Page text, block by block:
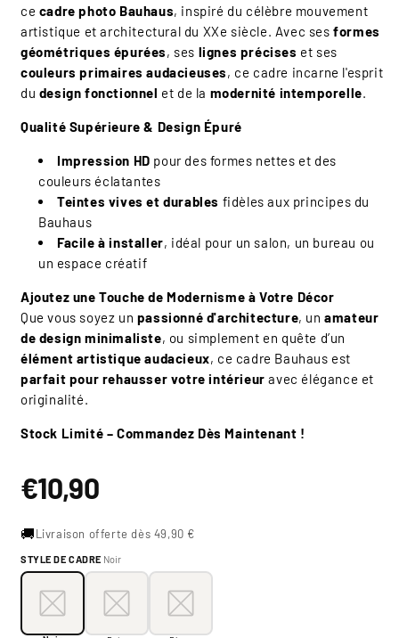
ce cadre photo Bauhaus, inspiré du célèbre mouvement
artistique et architectural du XXe siècle. Avec sesformes
géométriques épurées, ses lignes précises et ses
couleurs primaires audacieuses, ce cadre incarne l'esprit
du design fonctionnel et de la modernité intemporelle.
Qualité Supérieure & Design Épuré
Impression HD pour des formes nettes et des
couleurs éclatantes
Teintes vives et durables fidèles aux principes du
Bauhaus
Facile à installer, idéal pour un salon, un bureau ou
un espace créatif
Ajoutez une Touche de Modernisme à Votre Décor
Que vous soyez un passionné d'architecture, unamateur
de design minimaliste, ou simplement en quête d’un
élément artistique audacieux, ce cadre Bauhaus est
parfait pour rehausser votre intérieur avec élégance et
originalité.
Stock Limité – Commandez Dès Maintenant !
Prix
habituel
€10,90
🚚Livraison offerte dès 49,90 €
Style de cadre:
Noir Bois Blanc
STYLE DE CADRE Noir